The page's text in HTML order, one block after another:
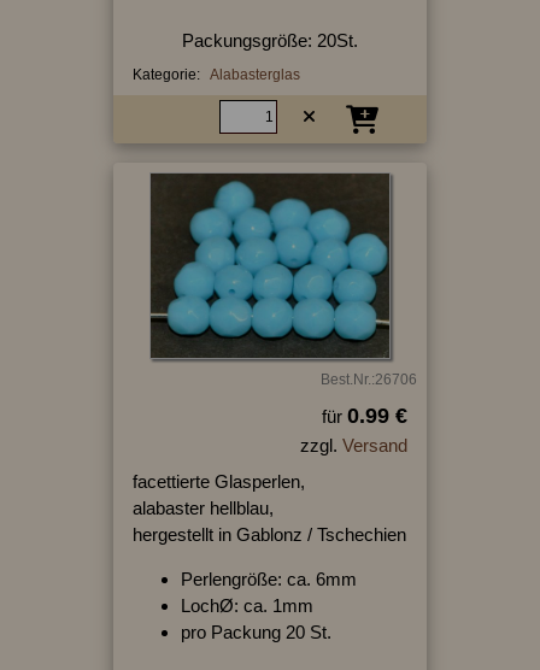
Packungsgröße: 20St.
Kategorie: Alabasterglas
Best.Nr.:26706
für 0.99 €
zzgl. Versand
facettierte Glasperlen,
alabaster hellblau,
hergestellt in Gablonz / Tschechien
Perlengröße: ca. 6mm
LochØ: ca. 1mm
pro Packung 20 St.